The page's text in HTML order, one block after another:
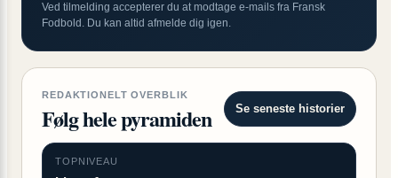
Ved tilmelding accepterer du at modtage e-mails fra Fransk
Fodbold. Du kan altid afmelde dig igen.
REDAKTIONELT OVERBLIK
Følg hele pyramiden Se seneste historier
TOPNIVEAU